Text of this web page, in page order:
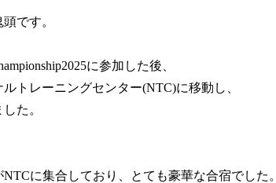
です。
に参加した後、
トレーニングセンター(NTC)に移動し、
た。
に集合しており、とても豪華な合宿でした。